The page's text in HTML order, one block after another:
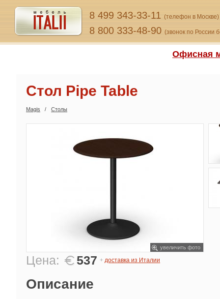
8 499 343-33-11 (телефон в Москве)
8 800 333-48-90 (звонок по России
Офисная
Стол Pipe Table
Magis Столы
увеличить фото
Цена: 537 + доставка из Италии
Описание